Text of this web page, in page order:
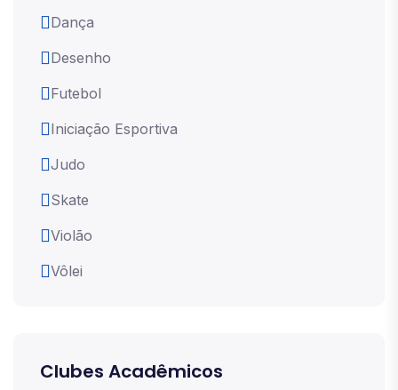
Dança
Desenho
Futebol
Iniciação Esportiva
Judo
Skate
Violão
Vôlei
Clubes Acadêmicos